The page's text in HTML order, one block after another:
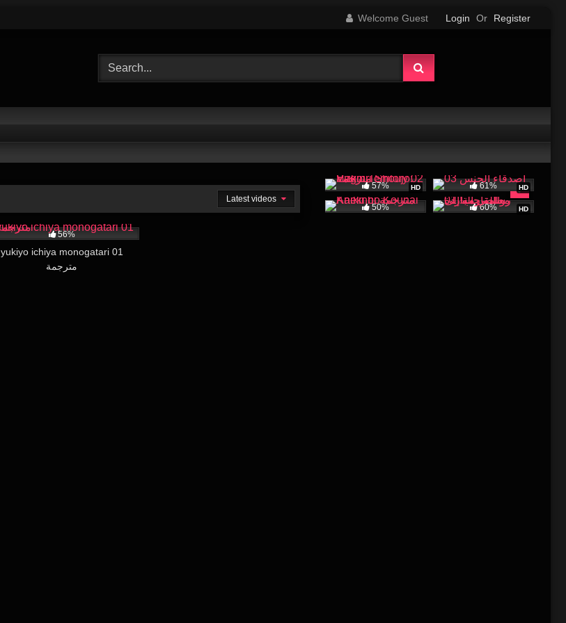
Welcome Guest Login Or Register
Latest videos
56%
yukiyo ichiya monogatari 01
مترجمة
HD
57% HD
61%
50% HD
60%